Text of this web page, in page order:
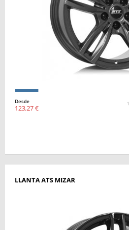
Desde
123,27 €
LLANTA ATS MIZAR